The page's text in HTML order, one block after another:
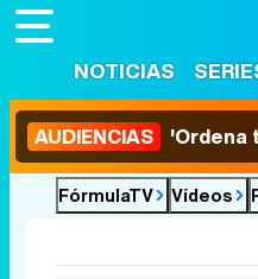
NOTICIAS
AUDIENCIAS 'Ordena
FórmulaTV Vídeos